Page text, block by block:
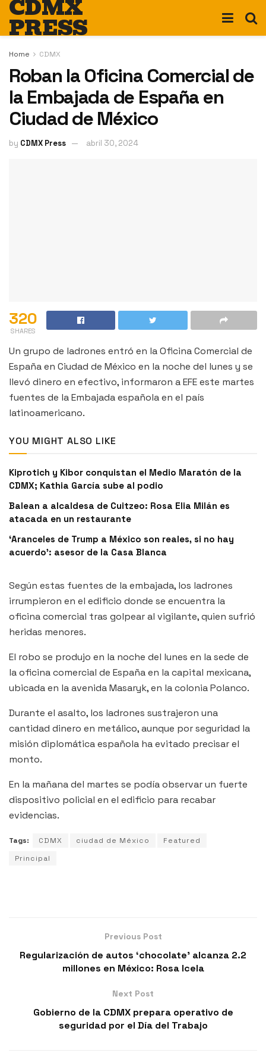
CDMX
PRESS
Home CDMX
Roban la Oficina Comercial de
la Embajada de España en
Ciudad de México
by CDMX Press abril 30, 2024
320
SHARES
Un grupo de ladrones entró en la Oficina Comercial de
España en Ciudad de México en la noche del lunes y se
llevó dinero en efectivo, informaron a EFE este martes
fuentes de la Embajada española en el país
latinoamericano.
YOU MIGHT ALSO LIKE
Kiprotich y Kibor conquistan el Medio Maratón de la
CDMX; Kathia García sube al podio
Balean a alcaldesa de Cuitzeo: Rosa Elia Milán es
atacada en un restaurante
‘Aranceles de Trump a México son reales, si no hay
acuerdo’: asesor de la Casa Blanca
Según estas fuentes de la embajada, los ladrones
irrumpieron en el edificio donde se encuentra la
oficina comercial tras golpear al vigilante, quien sufrió
heridas menores.
El robo se produjo en la noche del lunes en la sede de
la oficina comercial de España en la capital mexicana,
ubicada en la avenida Masaryk, en la colonia Polanco.
Durante el asalto, los ladrones sustrajeron una
cantidad dinero en metálico, aunque por seguridad la
misión diplomática española ha evitado precisar el
monto.
En la mañana del martes se podía observar un fuerte
dispositivo policial en el edificio para recabar
evidencias.
Tags: CDMX ciudad de México
Featured
Principal
Previous Post
Regularización de autos ‘chocolate’ alcanza 2.2
millones en México: Rosa Icela
Next Post
Gobierno de la CDMX prepara operativo de
seguridad por el Día del Trabajo